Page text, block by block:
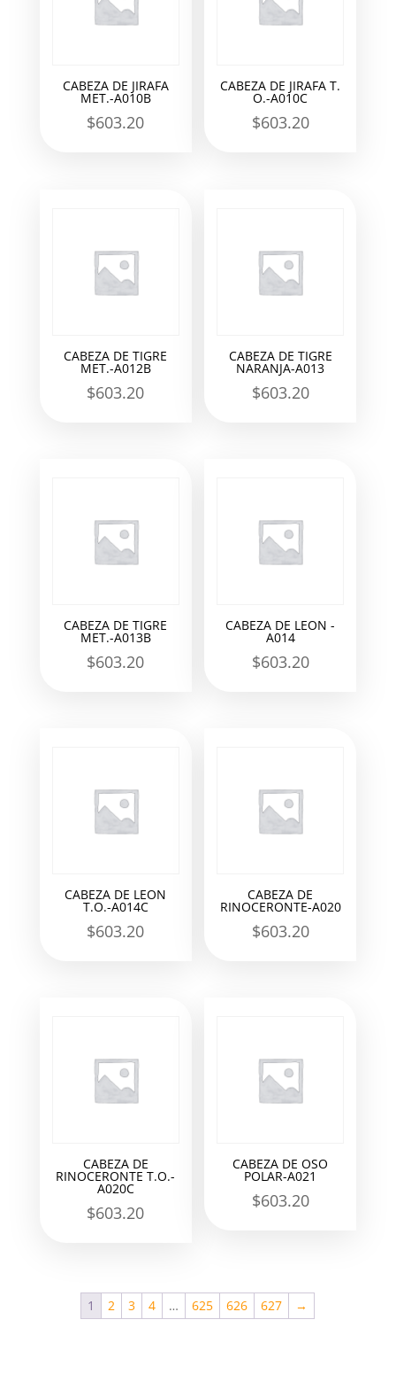
CABEZA DE JIRAFA
MET.-A010B
$603.20
CABEZA DE JIRAFA T.
O.-A010C
$603.20
CABEZA DE TIGRE
MET.-A012B
$603.20
CABEZA DE TIGRE
NARANJA-A013
$603.20
CABEZA DE TIGRE
MET.-A013B
$603.20
CABEZA DE LEON -
A014
$603.20
CABEZA DE LEON
T.O.-A014C
$603.20
CABEZA DE
RINOCERONTE-A020
$603.20
CABEZA DE
RINOCERONTE T.O.-
A020C
$603.20
CABEZA DE OSO
POLAR-A021
$603.20
1 2 3 4 … 625 626 627 →